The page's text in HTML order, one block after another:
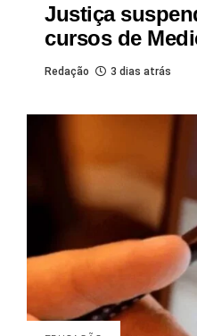
Justiça
cursos de
Redação 3 dias atrás